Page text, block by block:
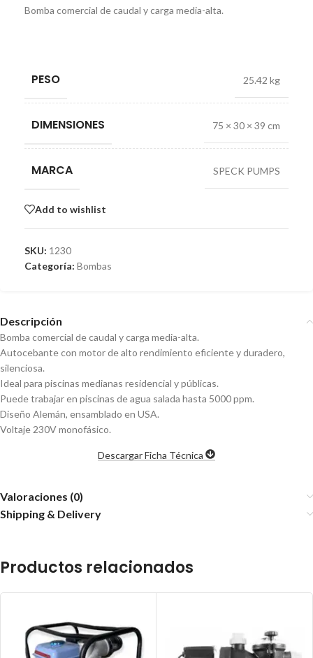
Bomba comercial de caudal y carga media-alta.
PESO 25.42 kg
DIMENSIONES 75 × 30 × 39 cm
MARCA SPECK PUMPS
Add to wishlist
SKU: 1230
Categoría: Bombas
Descripción
Bomba comercial de caudal y carga media-alta.
Autocebante con motor de alto rendimiento eficiente y duradero,
silenciosa.
Ideal para piscinas medianas residencial y públicas.
Puede trabajar en piscinas de agua salada hasta 5000 ppm.
Diseño Alemán, ensamblado en USA.
Voltaje 230V monofásico.
Descargar Ficha Técnica
Valoraciones (0)
Shipping & Delivery
Productos relacionados